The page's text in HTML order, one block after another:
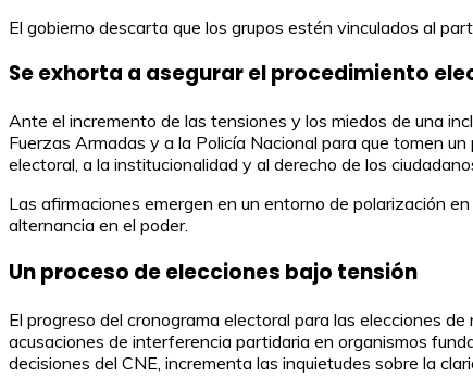
El gobierno descarta que los grupos estén vinculados al
Se exhorta a asegurar el procedimiento
Ante el incremento de las tensiones y los miedos de una
Fuerzas Armadas y a la Policía Nacional para que tomen
electoral, a la institucionalidad y al derecho de los
Las afirmaciones emergen en un entorno de polarización
alternancia en el poder.
Un proceso de elecciones bajo tensión
El progreso del cronograma electoral para las elecciones
acusaciones de interferencia partidaria en organismos
decisiones del CNE, incrementa las inquietudes sobre la